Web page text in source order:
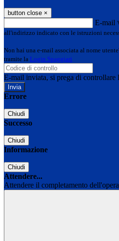
button close ×
E-mail
all'indirizzo indicato con le istruzioni
Non hai una e-mail associata al nome
tramite la Login Spaggiari
E-mail inviata, si prega di controllare
Errore
Chiudi
Successo
Chiudi
Informazione
Chiudi
Attendere...
Attendere il completamento